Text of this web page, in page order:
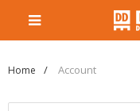
Home Account